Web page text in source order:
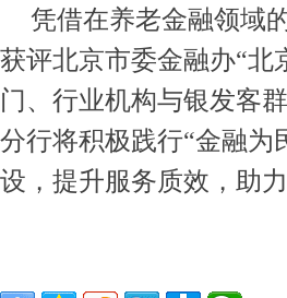
凭借在养老金融领域
获评北京市委金融办“北
门、行业机构与银发客
分行将积极践行“金融为
设，提升服务质效，助